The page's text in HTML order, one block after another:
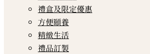
禮盒及限定優惠
方便頤養
精緻生活
禮品訂製